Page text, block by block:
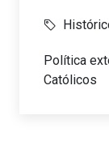
Política
Católicos